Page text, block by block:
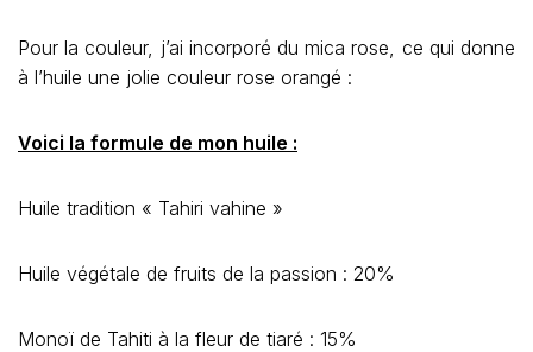
Pour la couleur, j’ai incorporé du mica rose, ce qui donne
à l’huile une jolie couleur rose orangé :
Voici la formule de mon huile :
Huile tradition « Tahiri vahine »
Huile végétale de fruits de la passion : 20%
Monoï de Tahiti à la fleur de tiaré : 15%